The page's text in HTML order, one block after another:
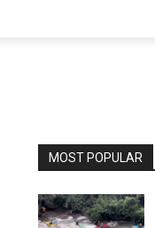
MOST POPULAR